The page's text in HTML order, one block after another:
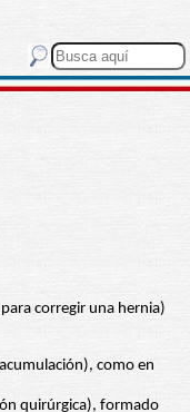
corregir una hernia)
como en
quirúrgica), formado